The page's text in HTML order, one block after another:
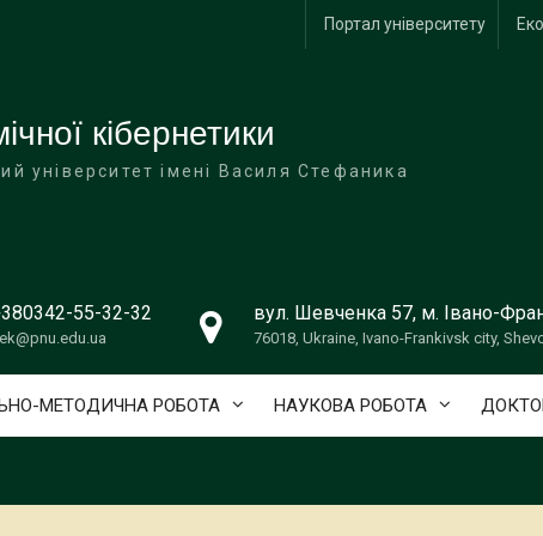
Портал університету
кібернетики
університет імені Василя Стефаника
55-32-32 вул. Шевченка 57, м. Івано-
76018, Ukraine, Ivano-Frankivsk city,
МЕТОДИЧНА РОБОТА НАУКОВА РОБОТА